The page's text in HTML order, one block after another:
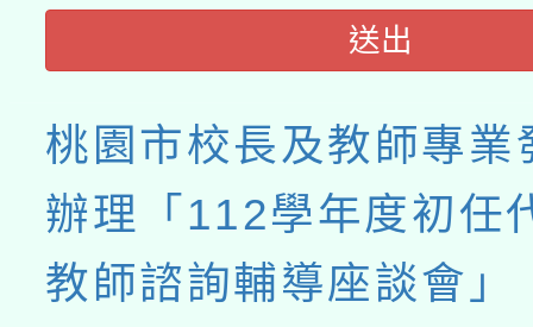
送出
桃園市校長及教師專業
辦理「112學年度初任
教師諮詢輔導座談會」